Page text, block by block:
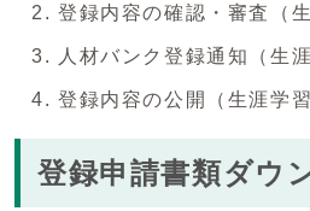
登録内容の確認・審査（
人材バンク登録通知（生
登録内容の公開（生涯学習
登録申請書類ダウ